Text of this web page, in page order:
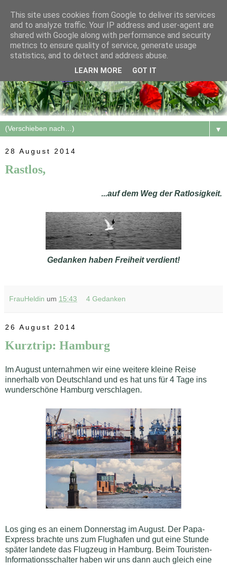
▼
28 August 2014
Rastlos,
...auf dem Weg der Ratlosigkeit.
Gedanken haben Freiheit verdient!
FrauHeldin um 15:43 4 Gedanken
26 August 2014
Kurztrip: Hamburg
Im August unternahmen wir eine weitere kleine Reise
innerhalb von Deutschland und es hat uns für 4 Tage ins
wunderschöne Hamburg verschlagen.
Los ging es an einem Donnerstag im August. Der Papa-
Express brachte uns zum Flughafen und gut eine Stunde
später landete das Flugzeug in Hamburg. Beim Touristen-
Informationsschalter haben wir uns dann auch gleich eine
This site uses cookies from Google to deliver its services
and to analyze traffic. Your IP address and user-agent are
shared with Google along with performance and security
metrics to ensure quality of service, generate usage
statistics, and to detect and address abuse.
LEARN MORE GOT IT